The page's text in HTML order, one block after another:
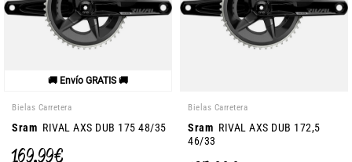
🚚 Envío GRATIS 🚚
Bielas Carretera
Sram RIVAL AXS DUB 175 48/35
169,99 €
Bielas Carretera
Sram RIVAL AXS DUB 172,5
46/33